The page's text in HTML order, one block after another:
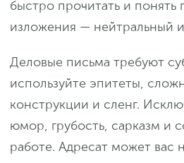
быстро прочитать и понять
изложения — нейтральный
Деловые письма требуют
используйте эпитеты,
конструкции и сленг.
юмор, грубость, сарказм и
работе. Адресат может вас